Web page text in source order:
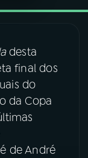
desta
final dos
do
da Copa
de André